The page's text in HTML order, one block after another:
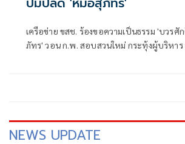
เครือข่าย ขสช. ร้องขอความเป็นธรรม 'บวรศักดิ์' ปมปลด 'หมอสุ
ภัทร' วอน ก.พ. สอบสวนใหม่ กระทุ้งผู้บริหา
NEWS UPDATE